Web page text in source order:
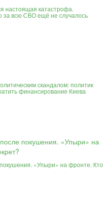
настоящая катастрофа.
за всю СВО ещё не случалось
скандалом: политик
финансирование Киева
«Упыри» на фронте. Кто